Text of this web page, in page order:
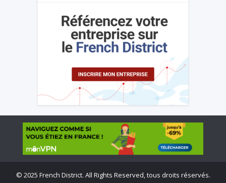
© 2025 French District. All Rights Reserved, tous droits réservés.